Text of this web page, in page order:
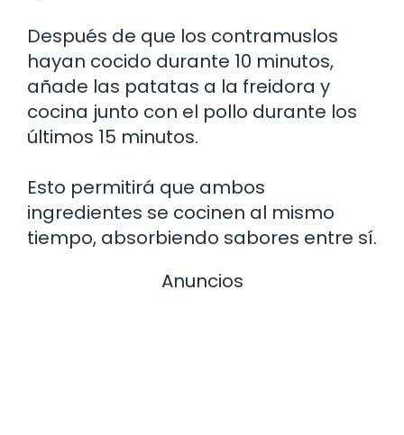
Después de que los contramuslos
hayan cocido durante 10 minutos,
añade las patatas a la freidora y
cocina junto con el pollo durante los
últimos 15 minutos.
Esto permitirá que ambos
ingredientes se cocinen al mismo
tiempo, absorbiendo sabores entre sí.
Anuncios